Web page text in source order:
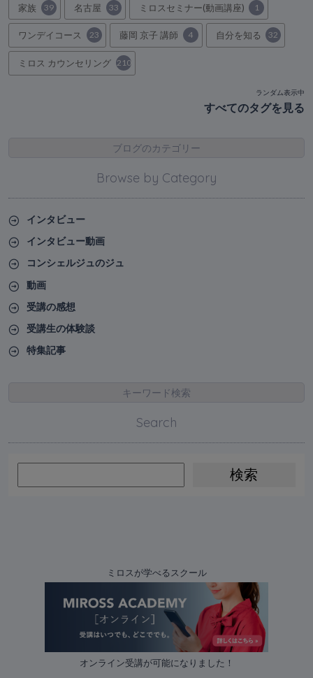
家族 39 名古屋 33 ミロスセミナー(動画講座) 1
ワンデイコース 23 藤岡 京子 講師 4 自分を知る 32
ミロス カウンセリング 210
ランダム表示中
すべてのタグを見る
ブログのカテゴリー
Browse by Category
インタビュー
インタビュー動画
コンシェルジュのジュ
動画
受講の感想
受講生の体験談
特集記事
キーワード検索
Search
ミロスが学べるスクール
オンライン受講が可能になりました！